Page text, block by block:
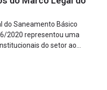
do Saneamento Básico
2020 representou uma
do setor ao
iniciativa privada,